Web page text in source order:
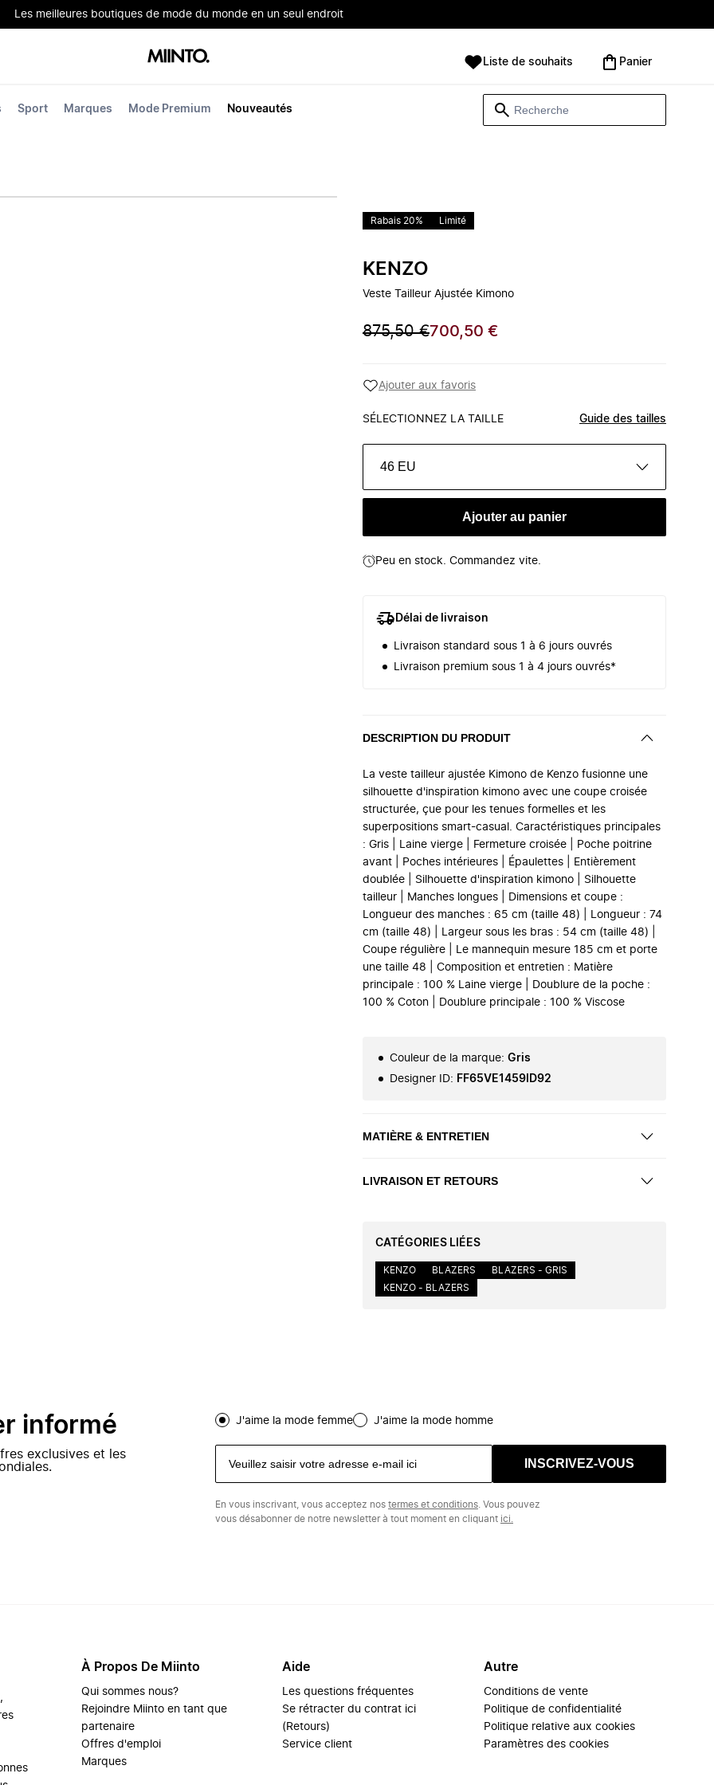
Les meilleures boutiques de mode du monde en un seul endroit
Sport Marques Mode Premium Nouveautés
Liste de souhaits Panier
Rabais 20% Limité
KENZO
Veste Tailleur Ajustée Kimono
875,50 €700,50 €
Ajouter aux favoris
SÉLECTIONNEZ LA TAILLE Guide des tailles
46 EU
Ajouter au panier
Peu en stock. Commandez vite.
Délai de livraison
Livraison standard sous 1 à 6 jours ouvrés
Livraison premium sous 1 à 4 jours ouvrés*
DESCRIPTION DU PRODUIT
La veste tailleur ajustée Kimono de Kenzo fusionne une
silhouette d'inspiration kimono avec une coupe croisée
structurée, çue pour les tenues formelles et les
superpositions smart-casual. Caractéristiques principales
: Gris | Laine vierge | Fermeture croisée | Poche poitrine
avant | Poches intérieures | Épaulettes | Entièrement
doublée | Silhouette d'inspiration kimono | Silhouette
tailleur | Manches longues | Dimensions et coupe :
Longueur des manches : 65 cm (taille 48) | Longueur : 74
cm (taille 48) | Largeur sous les bras : 54 cm (taille 48) |
Coupe régulière | Le mannequin mesure 185 cm et porte
une taille 48 | Composition et entretien : Matière
principale : 100 % Laine vierge | Doublure de la poche :
100 % Coton | Doublure principale : 100 % Viscose
Couleur de la marque: Gris
Designer ID: FF65VE1459ID92
MATIÈRE & ENTRETIEN
LIVRAISON ET RETOURS
CATÉGORIES LIÉES
KENZO BLAZERS
BLAZERS - GRIS
KENZO - BLAZERS
informé
exclusives et les
J'aime la mode femme J'aime la mode homme
INSCRIVEZ-VOUS
En vous inscrivant, vous acceptez nos termes et conditions . Vous pouvez
vous désabonner de notre newsletter à tout moment en cliquant ici.
À Propos De Miinto
Qui sommes nous?
Rejoindre Miinto en tant que
partenaire
Offres d'emploi
Marques
Aide
Les questions fréquentes
Se rétracter du contrat ici
(Retours)
Service client
Autre
Conditions de vente
Politique de confidentialité
Politique relative aux cookies
Paramètres des cookies